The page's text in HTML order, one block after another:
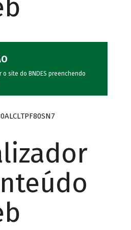
site do BNDES preenchendo